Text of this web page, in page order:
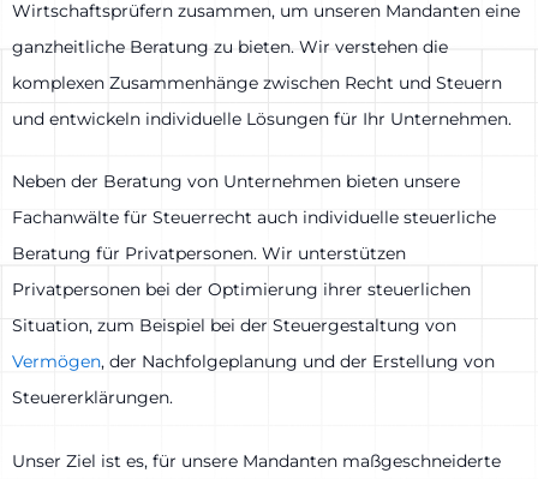
Wirtschaftsprüfern zusammen, um unseren Mandanten eine
ganzheitliche Beratung zu bieten. Wir verstehen die
komplexen Zusammenhänge zwischen Recht und Steuern
und entwickeln individuelle Lösungen für Ihr Unternehmen.
Neben der Beratung von Unternehmen bieten unsere
Fachanwälte für Steuerrecht auch individuelle steuerliche
Beratung für Privatpersonen. Wir unterstützen
Privatpersonen bei der Optimierung ihrer steuerlichen
Situation, zum Beispiel bei der Steuergestaltung von
Vermögen, der Nachfolgeplanung und der Erstellung von
Steuererklärungen.
Unser Ziel ist es, für unsere Mandanten maßgeschneiderte